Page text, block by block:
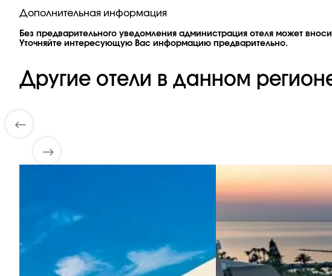
Дополнительная информация
Без предварительного уведомления администрация отеля может
Уточняйте интересующую Вас информацию предварительно.
Другие отели в данном